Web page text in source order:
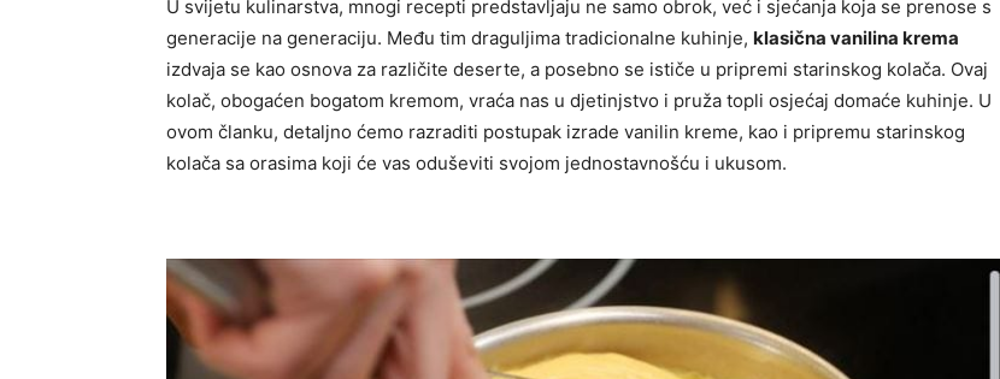
U svijetu kulinarstva, mnogi recepti predstavljaju ne samo obrok, već i sjećanja koja se prenose s
generacije na generaciju. Među tim draguljima tradicionalne kuhinje, klasična vanilina krema
izdvaja se kao osnova za različite deserte, a posebno se ističe u pripremi starinskog kolača. Ovaj
kolač, obogaćen bogatom kremom, vraća nas u djetinjstvo i pruža topli osjećaj domaće kuhinje. U
ovom članku, detaljno ćemo razraditi postupak izrade vanilin kreme, kao i pripremu starinskog
kolača sa orasima koji će vas oduševiti svojom jednostavnošću i ukusom.